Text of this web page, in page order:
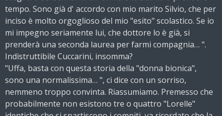
tempo. Sono già d' accordo con mio marito Silvio, che per
inciso è molto orgoglioso del mio "esito" scolastico. Se io
mi impegno seriamente lui, che dottore lo è già, si
prenderà una seconda laurea per farmi compagnia… ".
Indistruttibile Cuccarini, insomma?
"Uffa, basta con questa storia della "donna bionica",
sono una normalissima… ", ci dice con un sorriso,
nemmeno troppo convinta. Riassumiamo. Premesso che
probabilmente non esistono tre o quattro "Lorelle"